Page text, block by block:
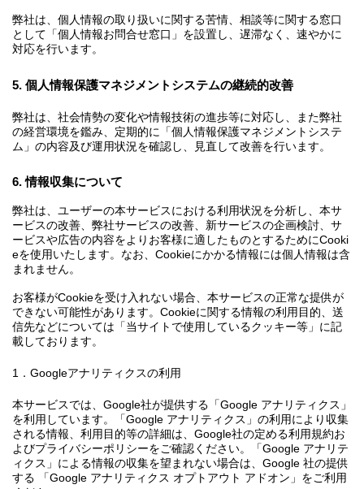
弊社は、個人情報の取り扱いに関する苦情、相談等に関する窓口
として「個人情報お問合せ窓口」を設置し、遅滞なく、速やかに
対応を行います。
5. 個人情報保護マネジメントシステムの継続的改善
弊社は、社会情勢の変化や情報技術の進歩等に対応し、また弊社
の経営環境を鑑み、定期的に「個人情報保護マネジメントシステ
ム」の内容及び運用状況を確認し、見直して改善を行います。
6. 情報収集について
弊社は、ユーザーの本サービスにおける利用状況を分析し、本サ
ービスの改善、弊社サービスの改善、新サービスの企画検討、サ
ービスや広告の内容をよりお客様に適したものとするためにCooki
eを使用いたします。なお、Cookieにかかる情報には個人情報は含
まれません。
お客様がCookieを受け入れない場合、本サービスの正常な提供が
できない可能性があります。Cookieに関する情報の利用目的、送
信先などについては「当サイトで使用しているクッキー等」に記
載しております。
1．Googleアナリティクスの利用
本サービスでは、Google社が提供する「Google アナリティクス」
を利用しています。「Google アナリティクス」の利用により収集
される情報、利用目的等の詳細は、Google社の定める利用規約お
よびプライバシーポリシーをご確認ください。「Google アナリテ
ィクス」による情報の収集を望まれない場合は、Google 社の提供
する 「Google アナリティクス オプトアウト アドオン」をご利用